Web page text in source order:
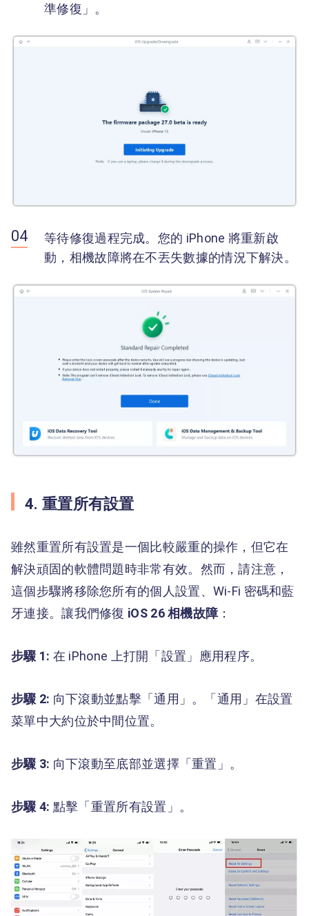
準修復」。
等待修復過程完成。您的 iPhone 將重新啟
動，相機故障將在不丟失數據的情況下解決。
4. 重置所有設置
雖然重置所有設置是一個比較嚴重的操作，但它在
解決頑固的軟體問題時非常有效。然而，請注意，
這個步驟將移除您所有的個人設置、Wi-Fi 密碼和藍
牙連接。讓我們修復 iOS 26 相機故障：
步驟 1: 在 iPhone 上打開「設置」應用程序。
步驟 2: 向下滾動並點擊「通用」。「通用」在設置
菜單中大約位於中間位置。
步驟 3: 向下滾動至底部並選擇「重置」。
步驟 4: 點擊「重置所有設置」。